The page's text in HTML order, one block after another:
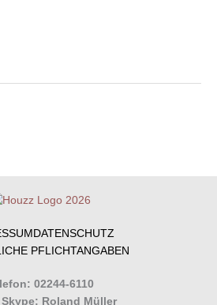
DATENSCHUTZ
PFLICHTANGABEN
02244-6110
Roland Müller